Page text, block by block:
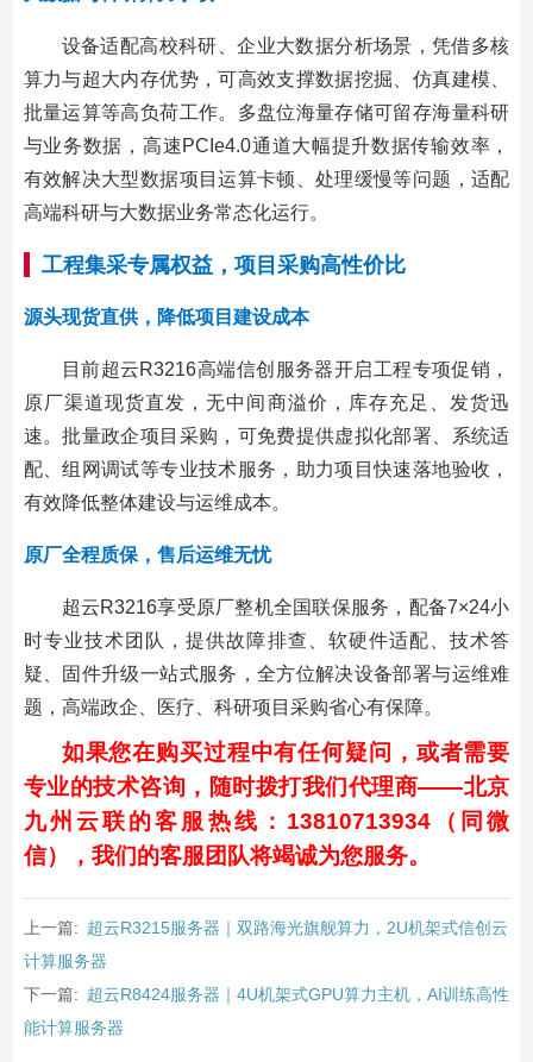
设备适配高校科研、企业大数据分析场景，凭借多核
算力与超大内存优势，可高效支撑数据挖掘、仿真建模、
批量运算等高负荷工作。多盘位海量存储可留存海量科研
与业务数据，高速PCIe4.0通道大幅提升数据传输效率，
有效解决大型数据项目运算卡顿、处理缓慢等问题，适配
高端科研与大数据业务常态化运行。
工程集采专属权益，项目采购高性价比
源头现货直供，降低项目建设成本
目前超云R3216高端信创服务器开启工程专项促销，
原厂渠道现货直发，无中间商溢价，库存充足、发货迅
速。批量政企项目采购，可免费提供虚拟化部署、系统适
配、组网调试等专业技术服务，助力项目快速落地验收，
有效降低整体建设与运维成本。
原厂全程质保，售后运维无忧
超云R3216享受原厂整机全国联保服务，配备7×24小
时专业技术团队，提供故障排查、软硬件适配、技术答
疑、固件升级一站式服务，全方位解决设备部署与运维难
题，高端政企、医疗、科研项目采购省心有保障。
如果您在购买过程中有任何疑问，或者需要
专业的技术咨询，随时拨打我们代理商——北京
九州云联的客服热线：13810713934（同微
信），我们的客服团队将竭诚为您服务。
上一篇: 超云R3215服务器｜双路海光旗舰算力，2U机架式信创云
计算服务器
下一篇: 超云R8424服务器｜4U机架式GPU算力主机，AI训练高性
能计算服务器